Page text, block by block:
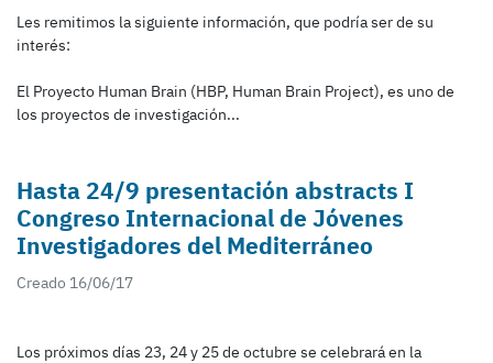
Les remitimos la siguiente información, que podría ser de su
interés:
El Proyecto Human Brain (HBP, Human Brain Project), es uno de
los proyectos de investigación...
Hasta 24/9 presentación abstracts I
Congreso Internacional de Jóvenes
Investigadores del Mediterráneo
Creado 16/06/17
Los próximos días 23, 24 y 25 de octubre se celebrará en la